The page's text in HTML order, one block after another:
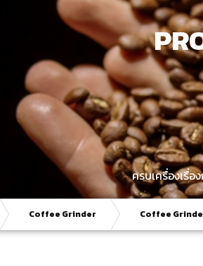
ครบเครื่องเรื่
Coffee Grinder Coffee